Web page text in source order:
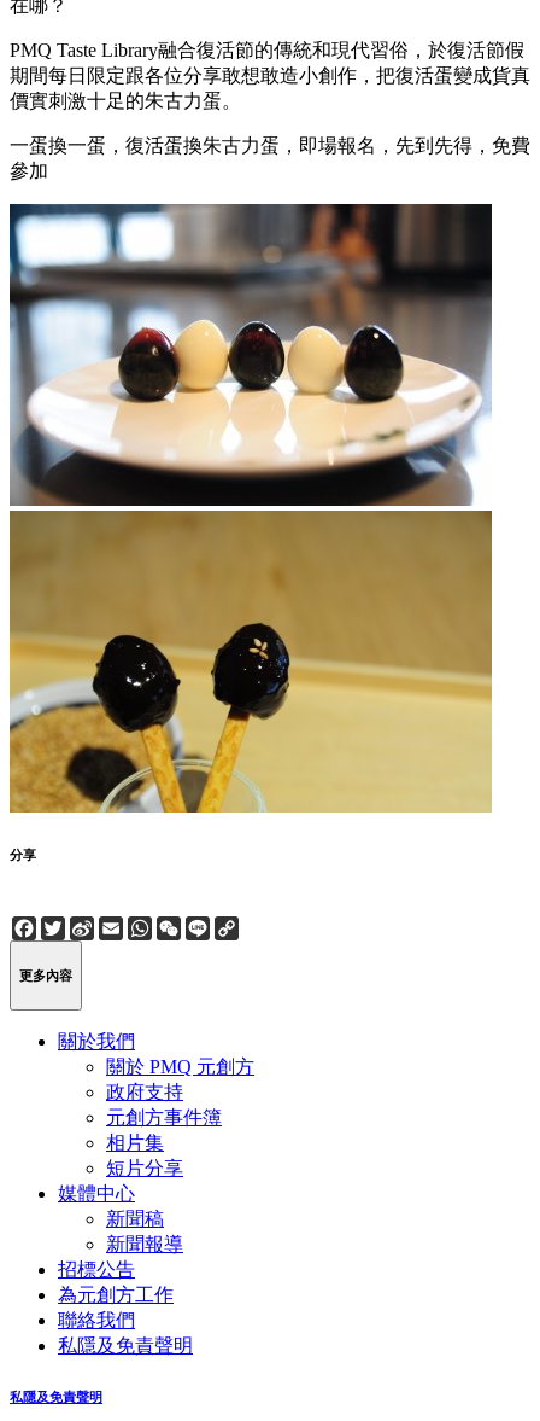
在哪？
PMQ Taste Library融合復活節的傳統和現代習俗，於復活節假
期間每日限定跟各位分享敢想敢造小創作，把復活蛋變成貨真
價實刺激十足的朱古力蛋。
一蛋換一蛋，復活蛋換朱古力蛋，即場報名，先到先得，免費
參加
分享
Facebook
Twitter
Sina
Weibo
EmailWhatsApp
WeChat
Line
更多內容
關於我們
關於 PMQ 元創方
政府支持
元創方事件簿
相片集
短片分享
媒體中心
新聞稿
新聞報導
招標公告
為元創方工作
聯絡我們
私隱及免責聲明
私隱及免責聲明